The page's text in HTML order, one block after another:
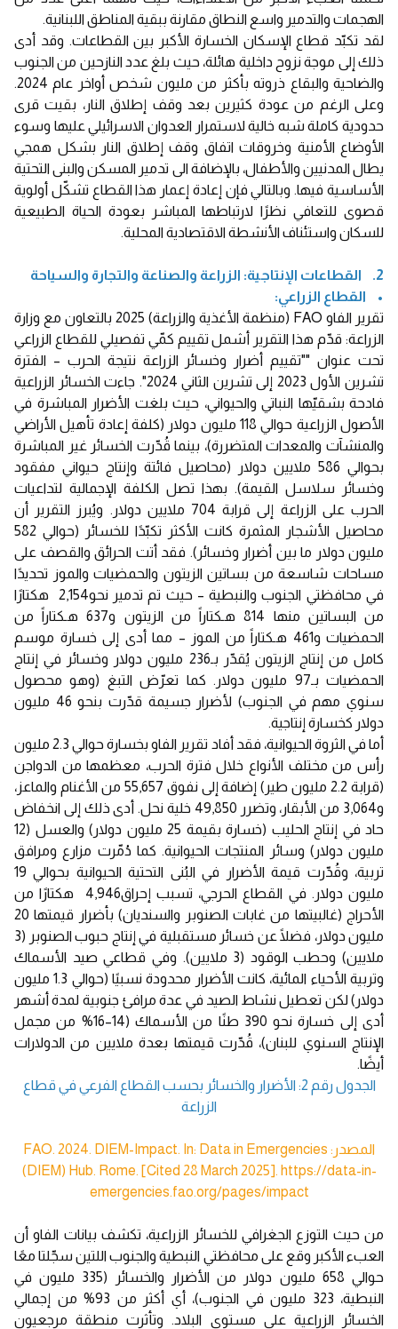
الهجمات والتدمير واسع النطاق مقارنة ببقية المناطق اللبنانية.
لقد تكبّد قطاع الإسكان الخسارة الأكبر بين القطاعات. وقد أدى
ذلك إلى موجة نزوح داخلية هائلة، حيث بلغ عدد النازحين من الجنوب
والضاحية والبقاع ذروته بأكثر من مليون شخص أواخر عام 2024.
وعلى الرغم من عودة كثيرين بعد وقف إطلاق النار، بقيت قرى
حدودية كاملة شبه خالية لاستمرار العدوان الاسرائيلي عليها وسوء
الأوضاع الأمنية وخروقات اتفاق وقف إطلاق النار بشكل همجي
يطال المدنيين والأطفال، بالإضافة الى تدمير المسكن والبنى التحتية
الأساسية فيها. وبالتالي فإن إعادة إعمار هذا القطاع تشكّل أولوية
قصوى للتعافي نظرًا لارتباطها المباشر بعودة الحياة الطبيعية
للسكان واستئناف الأنشطة الاقتصادية المحلية.
2. القطاعات الإنتاجية: الزراعة والصناعة والتجارة والسياحة
• القطاع الزراعي:
تقرير الفاو FAO (منظمة الأغذية والزراعة) 2025 بالتعاون مع وزارة
الزراعة: قدّم هذا التقرير أشمل تقييم كمّي تفصيلي للقطاع الزراعي
تحت عنوان ""تقييم أضرار وخسائر الزراعة نتيجة الحرب – الفترة
تشرين الأول 2023 إلى تشرين الثاني 2024". جاءت الخسائر الزراعية
فادحة بشقيّها النباتي والحيواني، حيث بلغت الأضرار المباشرة في
الأصول الزراعية حوالي 118 مليون دولار (كلفة إعادة تأهيل الأراضي
والمنشآت والمعدات المتضررة)، بينما قُدّرت الخسائر غير المباشرة
بحوالي 586 ملايين دولار (محاصيل فائتة وإنتاج حيواني مفقود
وخسائر سلاسل القيمة). بهذا تصل الكلفة الإجمالية لتداعيات
الحرب على الزراعة إلى قرابة 704 ملايين دولار. ويُبرز التقرير أن
محاصيل الأشجار المثمرة كانت الأكثر تكبّدًا للخسائر (حوالي 582
مليون دولار ما بين أضرار وخسائر). فقد أتت الحرائق والقصف على
مساحات شاسعة من بساتين الزيتون والحمضيات والموز تحديدًا
في محافظتي الجنوب والنبطية – حيث تم تدمير نحو2,154 هكتارًا
من البساتين منها 814 هـكتاراً من الزيتون و637 هـكتاراً من
الحمضيات و461 هـكتاراً من الموز – مما أدى إلى خسارة موسم
كامل من إنتاج الزيتون يُقدّر بـ236 مليون دولار وخسائر في إنتاج
الحمضيات بـ97 مليون دولار. كما تعرّض التبغ (وهو محصول
سنوي مهم في الجنوب) لأضرار جسيمة قدّرت بنحو 46 مليون
دولار كخسارة إنتاجية.
أما في الثروة الحيوانية، فقد أفاد تقرير الفاو بخسارة حوالي 2.3 مليون
رأس من مختلف الأنواع خلال فترة الحرب، معظمها من الدواجن
(قرابة 2.2 مليون طير) إضافة إلى نفوق 55,657 من الأغنام والماعز،
و3,064 من الأبقار، وتضرر 49,850 خلية نحل. أدى ذلك إلى انخفاض
حاد في إنتاج الحليب (خسارة بقيمة 25 مليون دولار) والعسل (12
مليون دولار) وسائر المنتجات الحيوانية. كما دُمّرت مزارع ومرافق
تربية، وقُدّرت قيمة الأضرار في البُنى التحتية الحيوانية بحوالي 19
مليون دولار. في القطاع الحرجي، تسبب إحراق4,946 هكتارًا من
الأحراج (غالبيتها من غابات الصنوبر والسنديان) بأضرار قيمتها 20
مليون دولار، فضلًا عن خسائر مستقبلية في إنتاج حبوب الصنوبر (3
ملايين) وحطب الوقود (3 ملايين). وفي قطاعي صيد الأسماك
وتربية الأحياء المائية، كانت الأضرار محدودة نسبيًا (حوالي 1.3 مليون
دولار) لكن تعطيل نشاط الصيد في عدة مرافئ جنوبية لمدة أشهر
أدى إلى خسارة نحو 390 طنًا من الأسماك (14–16% من مجمل
الإنتاج السنوي للبنان)، قُدّرت قيمتها بعدة ملايين من الدولارات
أيضًا.
الجدول رقم 2: الأضرار والخسائر بحسب القطاع الفرعي في قطاع
الزراعة
المصدر: FAO. 2024. DIEM-Impact. In: Data in Emergencies
(DIEM) Hub. Rome. [Cited 28 March 2025]. https://data-in-
emergencies.fao.org/pages/impact
من حيث التوزع الجغرافي للخسائر الزراعية، تكشف بيانات الفاو أن
العبء الأكبر وقع على محافظتي النبطية والجنوب اللتين سجّلتا معًا
حوالي 658 مليون دولار من الأضرار والخسائر (335 مليون في
النبطية، 323 مليون في الجنوب)، أي أكثر من 93% من إجمالي
الخسائر الزراعية على مستوى البلاد. وتأثرت منطقة مرجعيون